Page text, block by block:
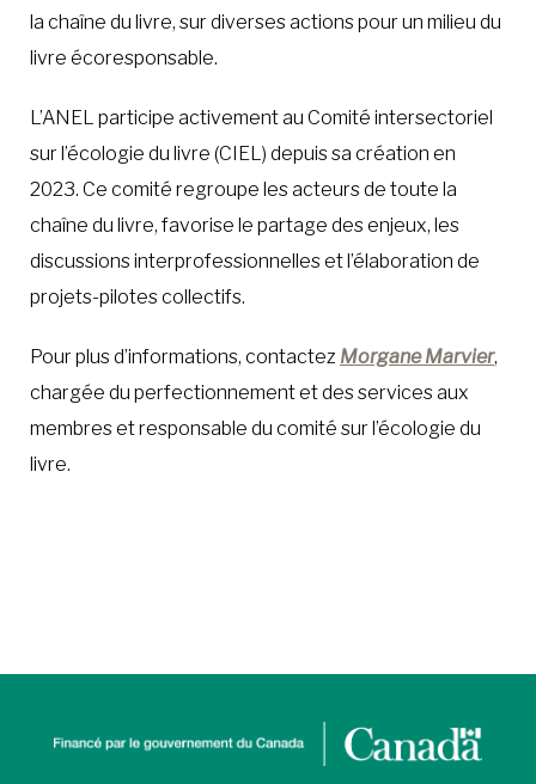
la chaîne du livre, sur diverses actions pour un milieu du
livre écoresponsable.
L’ANEL participe activement au Comité intersectoriel
sur l’écologie du livre (CIEL) depuis sa création en
2023. Ce comité regroupe les acteurs de toute la
chaîne du livre, favorise le partage des enjeux, les
discussions interprofessionnelles et l’élaboration de
projets-pilotes collectifs.
Pour plus d’informations, contactez Morgane Marvier,
chargée du perfectionnement et des services aux
membres et responsable du comité sur l’écologie du
livre.